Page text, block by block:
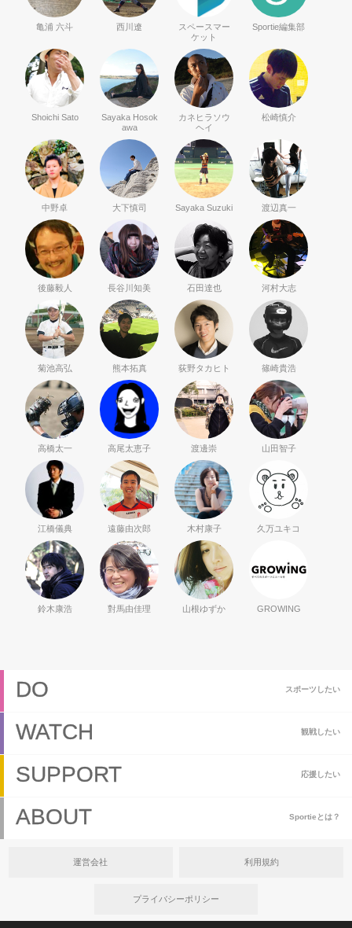
亀浦 六斗 西川遼
スペースマー
ケット
Sportie編集部
Shoichi Sato
Sayaka Hosok
awa
カネヒラソウ
ヘイ
松崎慎介
中野卓 大下慎司 Sayaka Suzuki 渡辺真一
後藤毅人 長谷川知美 石田達也 河村大志
菊池高弘 熊本拓真 荻野タカヒト 篠崎貴浩
高橋太一 高尾太恵子 渡邊崇 山田智子
江橋儀典 遠藤由次郎 木村康子 久万ユキコ
鈴木康浩 對馬由佳理 山根ゆずか GROWING
スポーツしたい
DO
観戦したい
WATCH
応援したい
SUPPORT
Sportieとは？
ABOUT
運営会社 利用規約
プライバシーポリシー